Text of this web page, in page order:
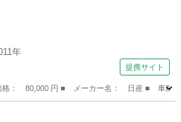
年
提携サイト
格： 80,000 円 ■ メーカー名： 日産 ■ 車